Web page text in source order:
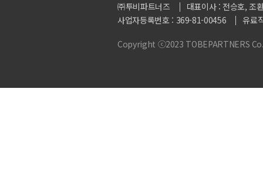
㈜투비파트너즈
대표이사 : 전승호, 조
사업자등록번호 : 369-81-00456
유료
Copyright ⓒ2023 TOBEPARTNERS